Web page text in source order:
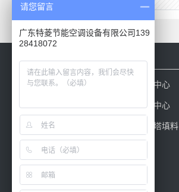
网站导航
网站首页
产品中心
新闻中心
冷却塔填料
请您留言
广东特菱节能空调设备有限公司139
28418072